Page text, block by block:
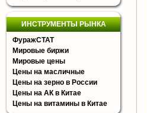
ИНСТРУМЕНТЫ РЫНКА
ФуражСТАТ
Мировые биржи
Мировые цены
Цены на масличные
Цены на зерно в России
Цены на АК в Китае
Цены на витамины в Китае